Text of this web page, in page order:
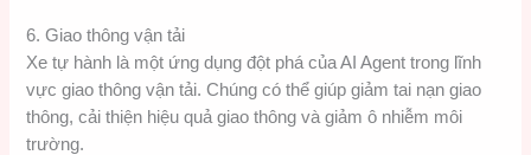
6. Giao thông vận tải
Xe tự hành là một ứng dụng đột phá của AI Agent trong lĩnh
vực giao thông vận tải. Chúng có thể giúp giảm tai nạn giao
thông, cải thiện hiệu quả giao thông và giảm ô nhiễm môi
trường.